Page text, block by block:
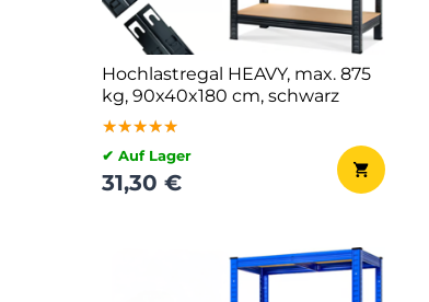
Hochlastregal HEAVY, max. 875
kg, 90x40x180 cm, schwarz
★★★★★
★★★★★
★★★★★
✔ Auf Lager
31,30 €